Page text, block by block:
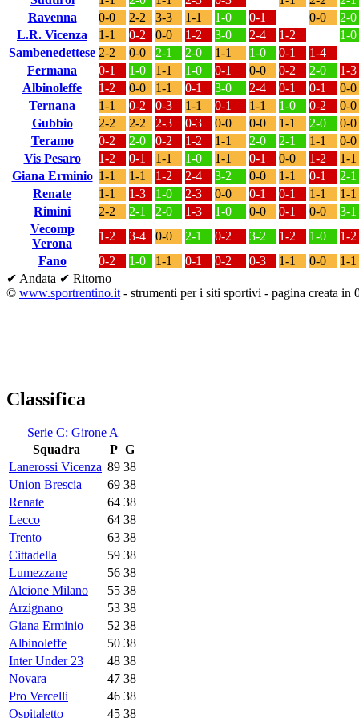
Ravenna
0-0 2-2 3-3 1-1 1-0 0-1 0-0
2-0
L.R. Vicenza
1-1 0-2 0-0 1-2 3-0 2-4 1-2
1-0
Sambenedettese 2-2 0-0 2-1 2-0 1-1 1-0 0-1
1-4
Fermana
0-1 1-0 1-1 1-0 0-1 0-0 0-2 2-0
1-3
Albinoleffe
1-2 0-0 1-1 0-1 3-0 2-4 0-1 0-1
0-0
Ternana
1-1 0-2 0-3 1-1 0-1 1-1 1-0 0-2
0-0
Gubbio
2-2 2-2 2-3 0-3 0-0 0-0 1-1 2-0
0-0
Teramo
0-2 2-0 0-2 1-2 1-1 2-0 2-1 1-1
0-0
Vis Pesaro
1-2 0-1 1-1 1-0 1-1 0-1 0-0 1-2
1-1
Giana Erminio 1-1 1-1 1-2 2-4 3-2 0-0 1-1 0-1
2-1
Renate
1-1 1-3 1-0 2-3 0-0 0-1 0-1 1-1
1-1
Rimini
2-2 2-1 2-0 1-3 1-0 0-0 0-1 0-0
3-1
Vecomp
Verona
1-2 3-4 0-0 2-1 0-2 3-2 1-2 1-0
1-2
Fano
0-2 1-0 1-1 0-1 0-2 0-3 1-1 0-0
1-1
✔ Andata ✔ Ritorno
© www.sportrentino.it - strumenti per i siti sportivi - pagina creata in
Classifica
Serie C: Girone A
Squadra
P G
Lanerossi Vicenza 89 38
Union Brescia
69 38
Renate
64 38
Lecco
64 38
Trento
63 38
Cittadella
59 38
Lumezzane
56 38
Alcione Milano
55 38
Arzignano
53 38
Giana Erminio
52 38
Albinoleffe
50 38
Inter Under 23
48 38
Novara
47 38
Pro Vercelli
46 38
Ospitaletto
45 38